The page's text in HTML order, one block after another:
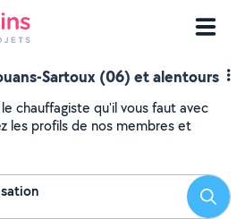
Sartoux (06) et alentours
chauffagiste qu'il vous faut avec
les profils de nos membres et